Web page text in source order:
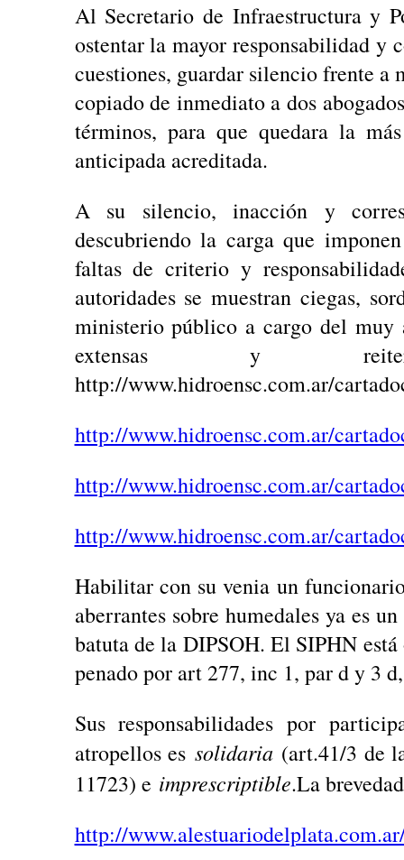
Al Secretario de Infraestructura y
ostentar la mayor responsabilidad y
cuestiones, guardar silencio frente a
copiado de inmediato a dos
términos, para que quedara la
anticipada acreditada.
A su silencio, inacción y
descubriendo la carga que
faltas de criterio y
autoridades se muestran ciegas,
ministerio público a cargo del muy
extensas y
http://www.hidroensc.com.ar/
http://www.hidroensc.com.ar/
http://www.hidroensc.com.ar/
http://www.hidroensc.com.ar/
Habilitar con su venia un
aberrantes sobre humedales ya es
batuta de la DIPSOH. El SIPHN
penado por art 277, inc 1, par d y 3
Sus responsabilidades por
atropellos es solidaria (art.41/3 de
11723) e imprescriptible.La
http://